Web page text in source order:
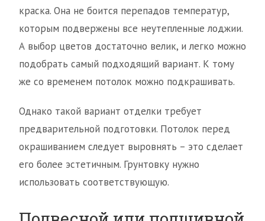
краска. Она не боится перепадов температур,
которым подвержены все неутепленные лоджии.
А выбор цветов достаточно велик, и легко можно
подобрать самый подходящий вариант. К тому
же со временем потолок можно подкрашивать.
Однако такой вариант отделки требует
предварительной подготовки. Потолок перед
окрашиванием следует выровнять – это сделает
его более эстетичным. Грунтовку нужно
использовать соответствующую.